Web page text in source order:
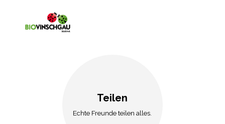
Teilen
Echte Freunde teilen alles.